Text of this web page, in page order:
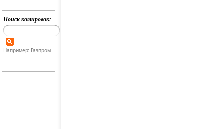
Поиск котировок:
Например: Газпром